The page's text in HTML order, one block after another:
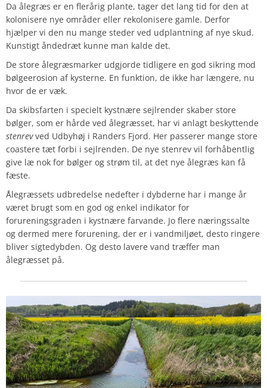
Da ålegræs er en flerårig plante, tager det lang tid for den at
kolonisere nye områder eller rekolonisere gamle. Derfor
hjælper vi den nu mange steder ved udplantning af nye skud.
Kunstigt åndedræt kunne man kalde det.
De store ålegræsmarker udgjorde tidligere en god sikring mod
bølgeerosion af kysterne. En funktion, de ikke har længere, nu
hvor de er væk.
Da skibsfarten i specielt kystnære sejlrender skaber store
bølger, som er hårde ved ålegræsset, har vi anlagt beskyttende
stenrevved Udbyhøj i Randers Fjord. Her passerer mange store
coastere tæt forbi i sejlrenden. De nye stenrev vil forhåbentlig
give læ nok for bølger og strøm til, at det nye ålegræs kan få
fæste.
Ålegræssets udbredelse nedefter i dybderne har i mange år
været brugt som en god og enkel indikator for
forureningsgraden i kystnære farvande. Jo flere næringssalte
og dermed mere forurening, der er i vandmiljøet, desto ringere
bliver sigtedybden. Og desto lavere vand træffer man
ålegræsset på.